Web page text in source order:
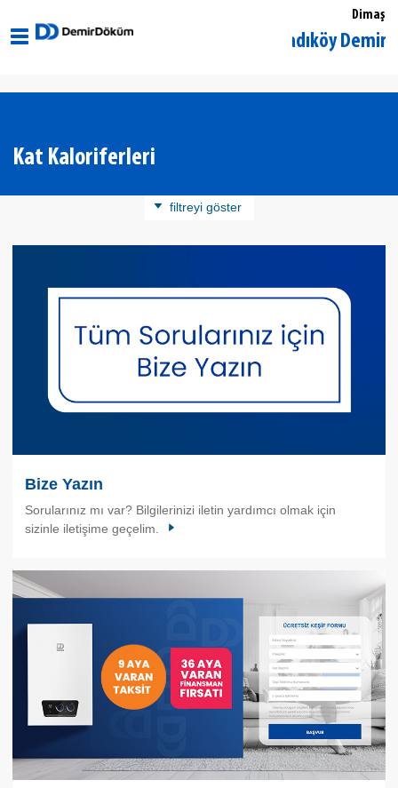
Dimaş
İstanbul Kadıköy
Kat Kaloriferleri
filtreyi göster
Bize Yazın
Sorularınız mı var? Bilgilerinizi iletin yardımcı olmak için
sizinle iletişime geçelim.